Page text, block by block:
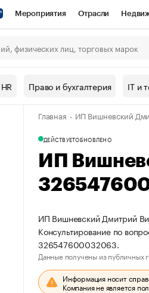
Мероприятия Отрасли
СПб Спецпроекты Проверка
Рынок наличной валюты
Право и бухгалтерия IT и
Главная ИП Вишневский
ДЕЙСТВУЕТОБНОВЛЕНО
ИП
ИП Вишневский Дмитрий
Консультирование по
326547600032063.
Данные получены из публичных
Информация носит
Компания не является